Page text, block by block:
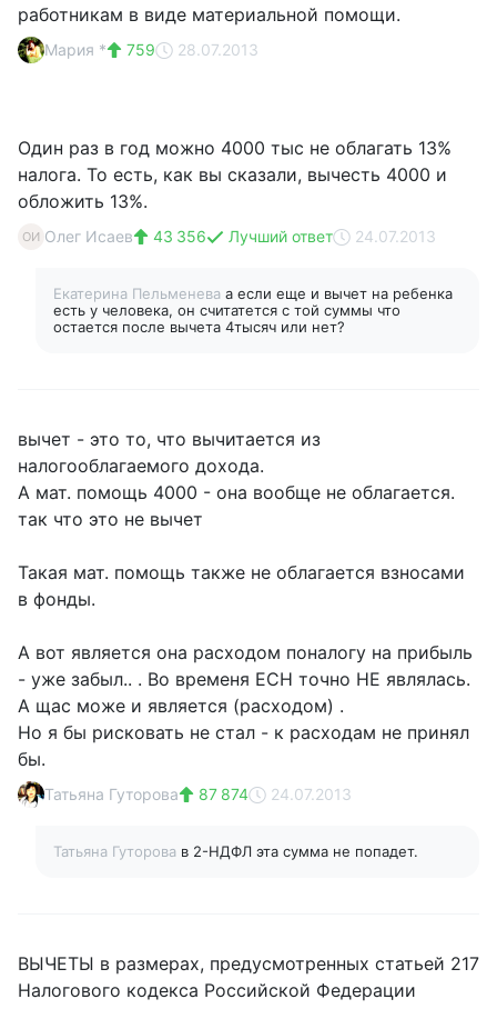
работникам в виде материальной помощи.
Мария * 759 28.07.2013
Один раз в год можно 4000 тыс не облагать 13%
налога. То есть, как вы сказали, вычесть 4000 и
обложить 13%.
ОИ Олег Исаев 43 356 Лучший ответ 24.07.2013
Екатерина Пельменева а если еще и вычет на ребенка
есть у человека, он считатется с той суммы что
остается после вычета 4тысяч или нет?
вычет - это то, что вычитается из
налогооблагаемого дохода.
А мат. помощь 4000 - она вообще не облагается.
так что это не вычет
Такая мат. помощь также не облагается взносами
в фонды.
А вот является она расходом поналогу на прибыль
- уже забыл.. . Во временя ЕСН точно НЕ являлась.
А щас може и является (расходом) .
Но я бы рисковать не стал - к расходам не принял
бы.
Татьяна Гуторова 87 874 24.07.2013
Татьяна Гуторова в 2-НДФЛ эта сумма не попадет.
ВЫЧЕТЫ в размерах, предусмотренных статьей 217
Налогового кодекса Российской Федерации